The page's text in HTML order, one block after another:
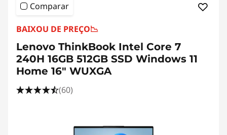
Comparar
BAIXOU DE PREÇO📉
Lenovo ThinkBook Intel Core 7
240H 16GB 512GB SSD Windows 11
Home 16" WUXGA
(60)